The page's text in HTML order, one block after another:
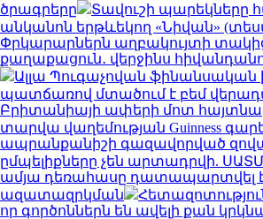
ծրագրերը
Տավուշի պարեկները
անկանոն երթևեկող «Նիվան»
Փրկարարներն աղբակույտի տակից
քաղաքացուն․ վերջինս
Ալլա Պուգաչովան ֆինանսական
պատճառով մտածում է բեմ
Բրիտանիայի ափերի մոտ
տարվա վաղեմության Guinness
ապրանքանիշի գազավորված
ըմպելիքները չեն արտադրվի.
ամյա դեռահասը դատապարտվել
ազատազրկման
որ գործոններն են ավելի քան